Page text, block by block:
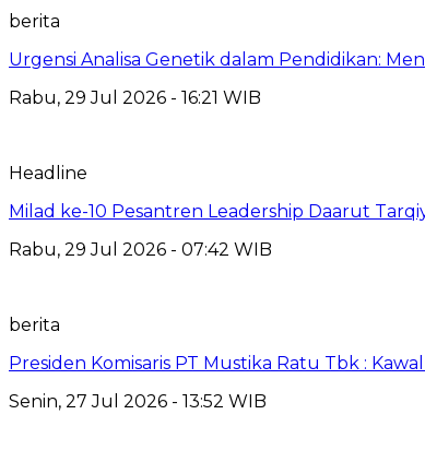
berita
Urgensi Analisa Genetik dalam Pendidikan:
Rabu, 29 Jul 2026 - 16:21 WIB
Headline
Milad ke-10 Pesantren Leadership Daarut
Rabu, 29 Jul 2026 - 07:42 WIB
berita
Presiden Komisaris PT Mustika Ratu Tbk :
Senin, 27 Jul 2026 - 13:52 WIB